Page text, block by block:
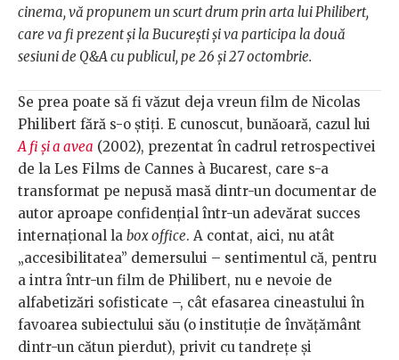
cinema, vă propunem un scurt drum prin arta lui Philibert,
care va fi prezent și la București și va participa la două
sesiuni de Q&A cu publicul, pe 26 și 27 octombrie.
Se prea poate să fi văzut deja vreun film de Nicolas
Philibert fără s-o știți. E cunoscut, bunăoară, cazul lui
A fi și a avea (2002), prezentat în cadrul retrospectivei
de la Les Films de Cannes à Bucarest, care s-a
transformat pe nepusă masă dintr-un documentar de
autor aproape confidențial într-un adevărat succes
internațional la box office. A contat, aici, nu atât
„accesibilitatea” demersului – sentimentul că, pentru
a intra într-un film de Philibert, nu e nevoie de
alfabetizări sofisticate –, cât efasarea cineastului în
favoarea subiectului său (o instituție de învățământ
dintr-un cătun pierdut), privit cu tandrețe și